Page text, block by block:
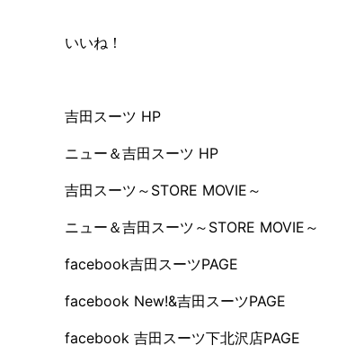
いいね！
吉田スーツ HP
ニュー＆吉田スーツ HP
吉田スーツ～STORE MOVIE～
ニュー＆吉田スーツ～STORE MOVIE～
facebook吉田スーツPAGE
facebook New!&吉田スーツPAGE
facebook 吉田スーツ下北沢店PAGE